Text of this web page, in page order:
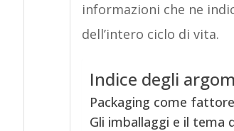
informazioni che ne
dell’intero ciclo di vita.
Indice degli
Packaging come
Gli imballaggi e il tema